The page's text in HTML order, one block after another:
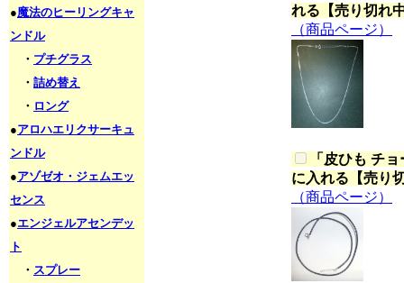
●魔法のヒーリングキャ
ンドル
・ プチグラス
・ 詰め替え
・ ロング
●アロハエリクサーキュ
ンドル
●アゾゼオ・ジェムエッ
センス
●エンジェルアセンデッ
ト
・ スプレー
れる【売り切れ
（商品ページ）
「 皮ひも チ
に入れる【売り
（商品ページ）